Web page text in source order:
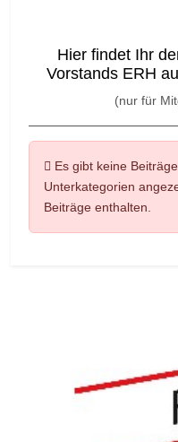
Hier findet Ihr
Vorstands ERH
(nur für
Information
Es gibt keine
Unterkategorien
Beiträge enthalten.